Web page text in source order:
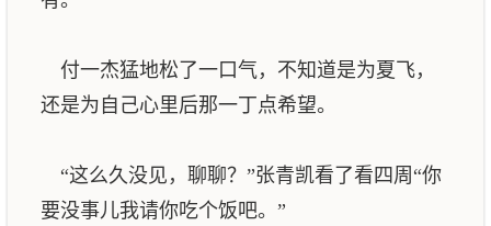
付一杰猛地松了一口气，不知道是为夏飞，
还是为自己心里后那一丁点希望。
“这么久没见，聊聊？”张青凯看了看四周“你
要没事儿我请你吃个饭吧。”